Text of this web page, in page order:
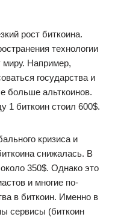
рост биткоина.
технологии
миру. Например,
государства и
больше альткоинов.
1 биткоин стоил 600$.
кризиса и
снижалась. В
350$. Однако это
и многие по-
в биткоин. Именно в
сервисы (биткоин